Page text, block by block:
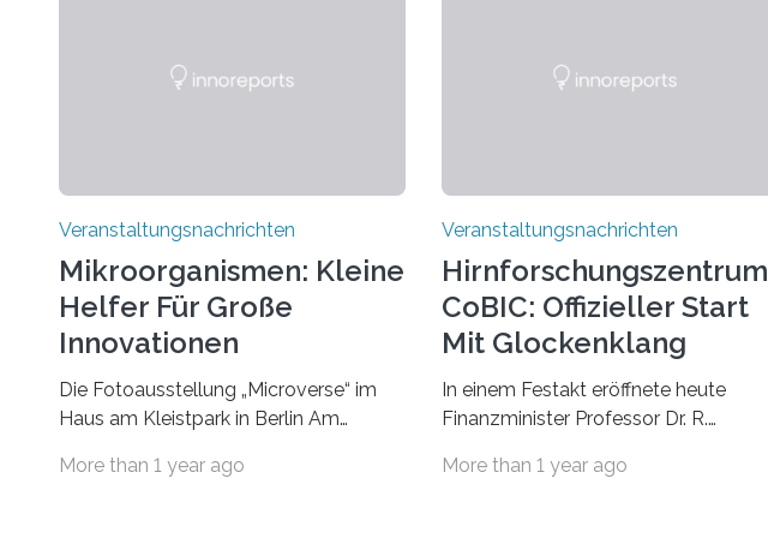
Veranstaltungsnachrichten
Mikroorganismen: Kleine
Helfer Für Große
Innovationen
Die Fotoausstellung „Microverse“ im
Haus am Kleistpark in Berlin Am
Kleistpark, Berlin-Schöneberg, die
More than 1 year ago
Veranstaltungsnachrichten
Hirnforschungszentrum
CoBIC: Offizieller Start
Mit Glockenklang
In einem Festakt eröffnete heute
Finanzminister Professor Dr. R.
Imaging Center (CoBIC) auf dem
More than 1 year ago